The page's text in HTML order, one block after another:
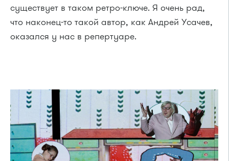
существует в таком ретро-ключе. Я очень рад,
что наконец-то такой автор, как Андрей Усачев,
оказался у нас в репертуаре.